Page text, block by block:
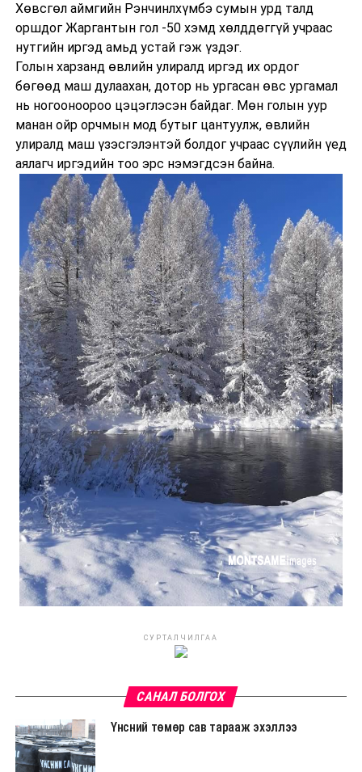
Хөвсгөл аймгийн Рэнчинлхүмбэ сумын урд талд
оршдог Жаргантын гол -50 хэмд хөлддөггүй учраас
нутгийн иргэд амьд устай гэж үздэг.
Голын харзанд өвлийн улиралд иргэд их ордог
бөгөөд маш дулаахан, дотор нь ургасан өвс ургамал
нь ногооноороо цэцэглэсэн байдаг. Мөн голын уур
манан ойр орчмын мод бутыг цантуулж, өвлийн
улиралд маш үзэсгэлэнтэй болдог учраас сүүлийн үед
аялагч иргэдийн тоо эрс нэмэгдсэн байна.
СУРТАЛЧИЛГАА
САНАЛ БОЛГОХ
Үнсний төмөр сав тарааж эхэллээ